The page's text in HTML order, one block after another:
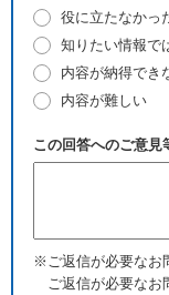
役に立たなかっ
知りたい情報で
内容が納得でき
内容が難しい
この回答へのご意見
※ご返信が必要なお
ご返信が必要なお